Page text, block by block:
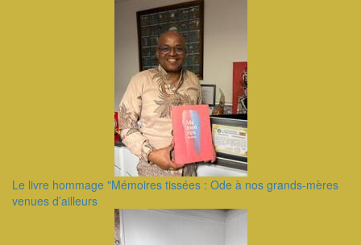
Le livre hommage "Mémoires tissées : Ode à nos grands-mères
venues d’ailleurs